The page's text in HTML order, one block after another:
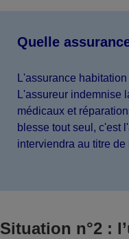
Quelle
L'assurance
L'assureur indemnise
médicaux et
blesse tout seul, c'est
interviendra au titre
Situation n°2 :